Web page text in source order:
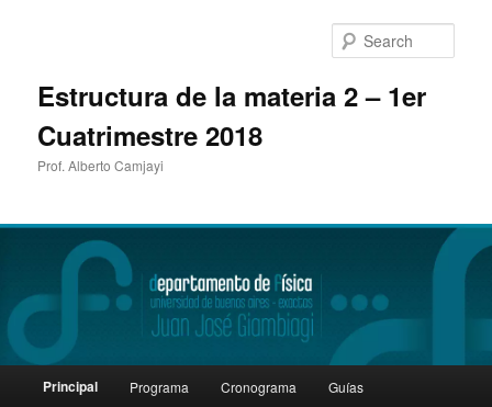
Estructura de la materia 2 – 1er
Cuatrimestre 2018
Prof. Alberto Camjayi
Skip
Principal Programa Cronograma Guías